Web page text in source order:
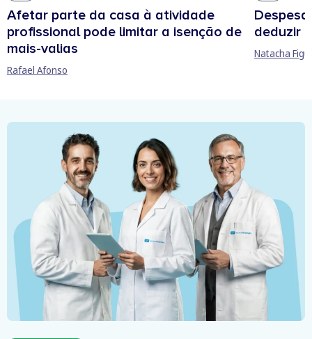
Afetar parte da casa à atividade
profissional pode limitar a isenção de
mais-valias
Rafael Afonso
deduzir
Natacha